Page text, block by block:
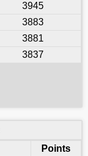
3945
3883
3881
3837
Points